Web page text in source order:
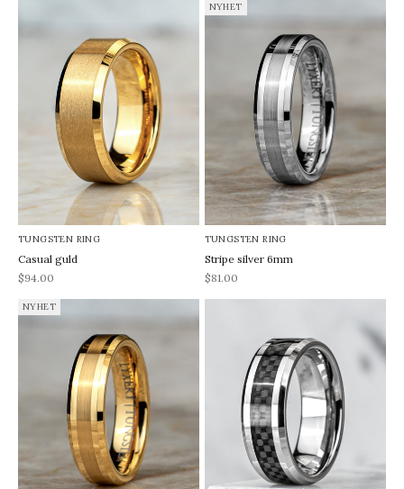
TUNGSTEN RING
Casual guld
REA-pris
$94.00
NYHET
TUNGSTEN RING
Stripe silver 6mm
REA-pris
$81.00
NYHET